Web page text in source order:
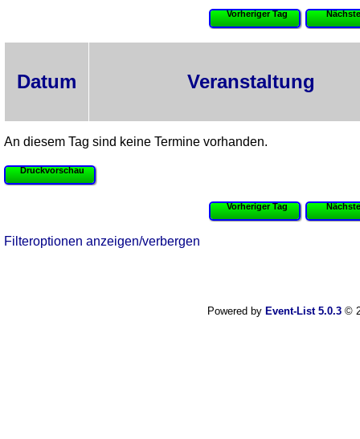
Vorheriger Tag
Datum Veranstaltung
An diesem Tag sind keine Termine vorhanden.
Druckvorschau
Vorheriger Tag
Filteroptionen anzeigen/verbergen
Powered by Event-List 5.0.3©